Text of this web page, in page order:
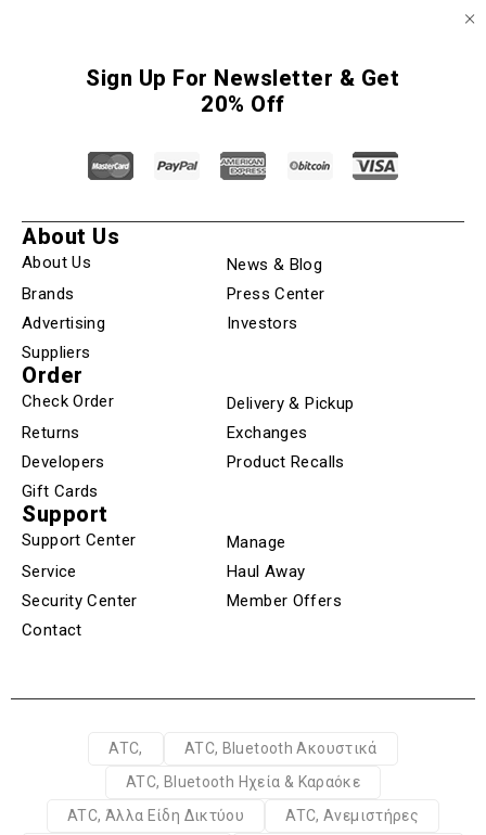
About Us
About Us
News & Blog
Brands
Press Center
Advertising
Investors
Suppliers
Order
Check Order
Delivery & Pickup
Returns
Exchanges
Developers
Product Recalls
Gift Cards
Support
Support Center
Manage
Service
Haul Away
Security Center
Member Offers
Contact
Sign Up For Newsletter & Get
20% Off
ATC,
ATC, Bluetooth Ακουστικά
ATC, Bluetooth Ηχεία & Καραόκε
ATC, Άλλα Είδη Δικτύου
ATC, Ανεμιστήρες